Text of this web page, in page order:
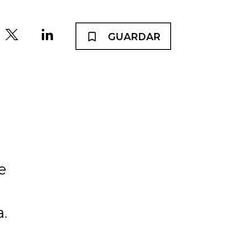
GUARDAR